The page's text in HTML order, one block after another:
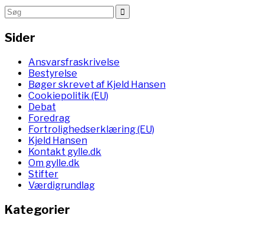
Sider
Ansvarsfraskrivelse
Bestyrelse
Bøger skrevet af Kjeld Hansen
Cookiepolitik (EU)
Debat
Foredrag
Fortrolighedserklæring (EU)
Kjeld Hansen
Kontakt gylle.dk
Om gylle.dk
Stifter
Værdigrundlag
Kategorier